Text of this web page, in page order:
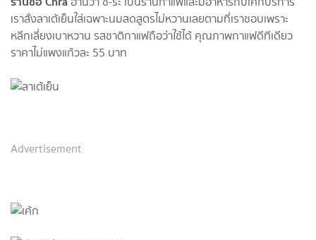
เราสั่งลาเต้เย็นใส่เฉพาะนมสดสูตรไม่หวานเลยตามที่เราชอบเพราะ
หลีกเลี่ยงเบาหวาน รสชาติกาแฟถือว่าใช้ได้ คุณภาพกาแฟดีทีเดียว
ราคาไม่แพงแก้วละ 55 บาท
Advertisement